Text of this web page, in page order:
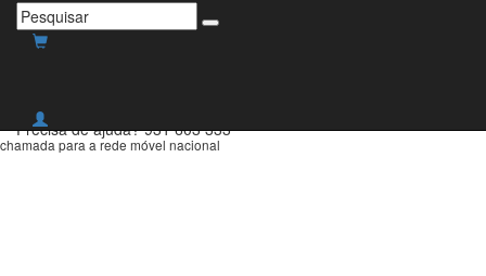
Envio grátis para Portugal
Precisa de ajuda? 931 603 333
chamada para a rede móvel nacional